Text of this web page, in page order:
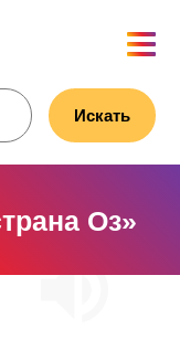
Искать
Оз»